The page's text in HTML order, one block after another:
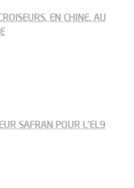
EN CHINE, AU
SAFRAN POUR L’EL9